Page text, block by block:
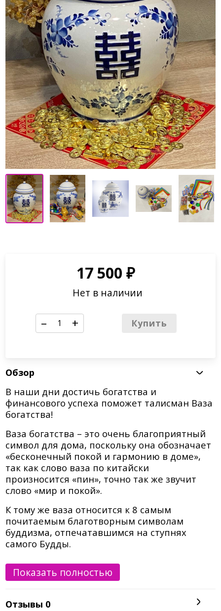
17 500 ₽
Нет в наличии
– + Купить
Обзор
В наши дни достичь богатства и
финансового успеха поможет талисман Ваза
богатства!
Ваза богатства – это очень благоприятный
символ для дома, поскольку она обозначает
«бесконечный покой и гармонию в доме»,
так как слово ваза по китайски
произносится «пин», точно так же звучит
слово «мир и покой».
К тому же ваза относится к 8 самым
почитаемым благотворным символам
буддизма, отпечатавшимся на ступнях
самого Будды.
Древнейший способ привлечь в дом
изобилие- это создать семейную вазу
Такая ваза создается лично хозяином или
Показать полностью
Отзывы 0